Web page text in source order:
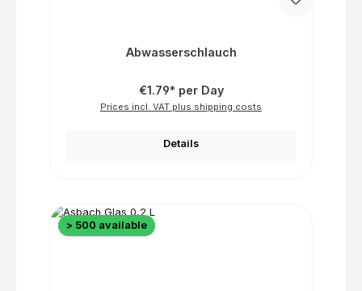
Abwasserschlauch
€1.79* per Day
Prices incl. VAT plus shipping costs
Details
> 500 available